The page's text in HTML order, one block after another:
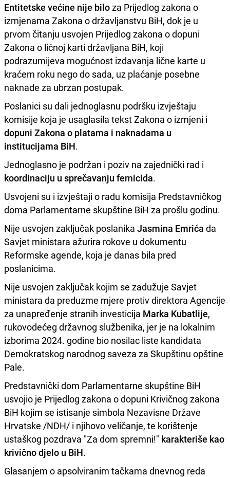
Entitetske većine nije biloza Prijedlog zakona o
izmjenama Zakona o državljanstvu BiH, dok je u
prvom čitanju usvojen Prijedlog zakona o dopuni
Zakona o ličnoj karti državljana BiH, koji
podrazumijeva mogućnost izdavanja lične karte u
kraćem roku nego do sada, uz plaćanje posebne
naknade za ubrzan postupak.
Poslanici su dali jednoglasnu podršku izvještaju
komisije koja je usaglasila tekst Zakona o izmjeni i
dopuni Zakona o platama i naknadama u
institucijama BiH.
Jednoglasno je podržan i poziv na zajednički rad i
koordinaciju u sprečavanju femicida.
Usvojeni su i izvještaji o radu komisija Predstavničkog
doma Parlamentarne skupštine BiH za prošlu godinu.
Nije usvojen zaključak poslanika Jasmina Emrića da
Savjet ministara ažurira rokove u dokumentu
Reformske agende, koja je danas bila pred
poslanicima.
Nije usvojen zaključak kojim se zadužuje Savjet
ministara da preduzme mjere protiv direktora Agencije
za unapređenje stranih investicija Marka Kubatlije,
rukovodećeg državnog službenika, jer je na lokalnim
izborima 2024. godine bio nosilac liste kandidata
Demokratskog narodnog saveza za Skupštinu opštine
Pale.
Predstavnički dom Parlamentarne skupštine BiH
usvojio je Prijedlog zakona o dopuni Krivičnog zakona
BiH kojim se istisanje simbola Nezavisne Države
Hrvatske /NDH/ i njihovo veličanje, te korištenje
ustaškog pozdrava "Za dom spremni!" karakteriše kao
krivično djelo u BiH.
Glasanjem o apsolviranim tačkama dnevnog reda